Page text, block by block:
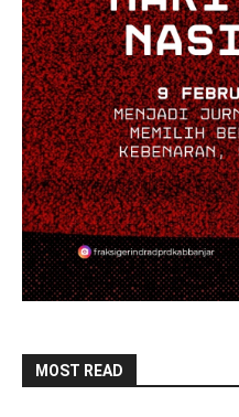
MOST READ